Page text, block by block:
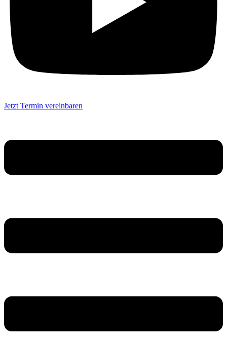
Jetzt Termin vereinbaren